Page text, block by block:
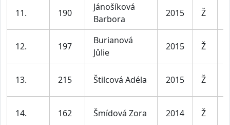
11. 190
Jánošíková
Barbora
2015 Ž
12. 197
Burianová
Jůlie
2015 Ž
13. 215 Štilcová Adéla 2015 Ž
14. 162 Šmídová Zora 2014 Ž